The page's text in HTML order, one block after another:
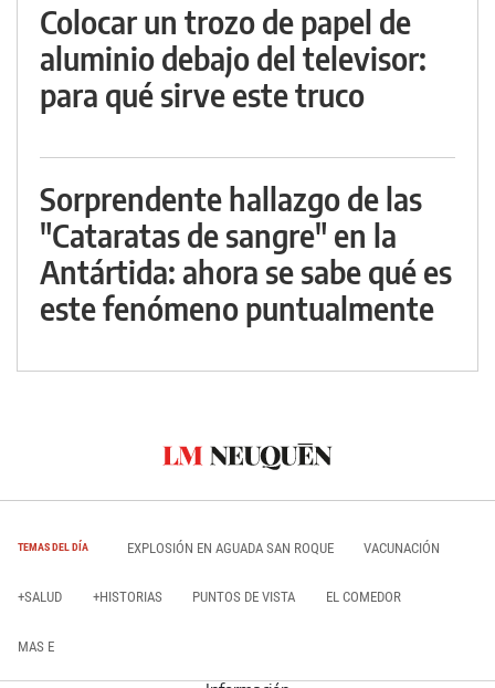
Colocar un trozo de papel de
aluminio debajo del televisor:
para qué sirve este truco
Sorprendente hallazgo de las
"Cataratas de sangre" en la
Antártida: ahora se sabe qué es
este fenómeno puntualmente
TEMAS DEL DÍA EXPLOSIÓN EN AGUADA SAN ROQUE VACUNACIÓN
+SALUD +HISTORIAS PUNTOS DE VISTA EL COMEDOR
MAS E